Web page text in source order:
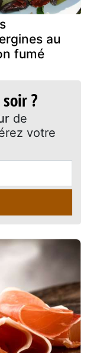
au
fumé
?
de
votre